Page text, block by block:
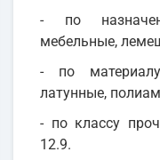
- по
мебельные,
- по
латунные,
- по классу
12.9.